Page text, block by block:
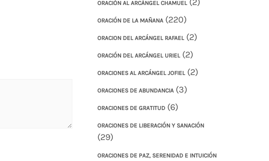
ORACIÓN AL ARCÁNGEL CHAMUEL
ORACIÓN DE LA MAÑANA(220)
ORACION DEL ARCÁNGEL RAFAEL(2)
ORACIÓN DEL ARCÁNGEL URIEL(2)
ORACIONES AL ARCÁNGEL JOFIEL(2)
ORACIONES DE ABUNDANCIA(3)
ORACIONES DE GRATITUD(6)
ORACIONES DE LIBERACIÓN Y SANACIÓN
(29)
ORACIONES DE PAZ, SERENIDAD E INTUICIÓN